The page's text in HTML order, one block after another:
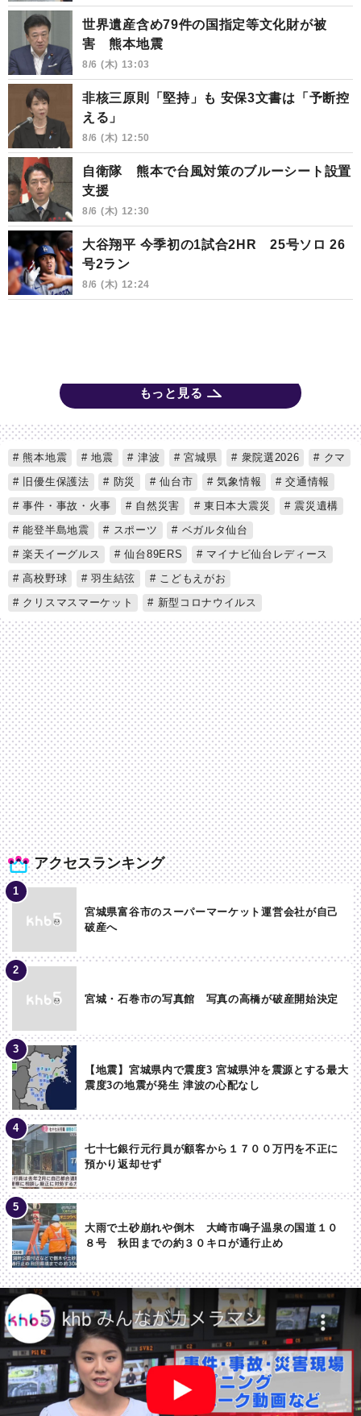
世界遺産含め79件の国指定等文化財が被
害 熊本地震
8/6 (木) 13:03
非核三原則「堅持」も 安保3文書は「予断控
える」
8/6 (木) 12:50
自衛隊 熊本で台風対策のブルーシート設置
支援
8/6 (木) 12:30
大谷翔平 今季初の1試合2HR 25号ソロ 26
号2ラン
8/6 (木) 12:24
もっと見る
アクセスランキング
宮城県富谷市のスーパーマーケット運営会社が自己
破産へ
宮城・石巻市の写真館 写真の高橋が破産開始決定
【地震】宮城県内で震度3 宮城県沖を震源とする最大
震度3の地震が発生 津波の心配なし
七十七銀行元行員が顧客から１７００万円を不正に
預かり返却せず
大雨で土砂崩れや倒木 大崎市鳴子温泉の国道１０
８号 秋田までの約３０キロが通行止め
熊本地震 地震 津波 宮城県 衆院選2026
クマ
旧優生保護法
防災 仙台市 気象情報
交通情報
事件・事故・火事
自然災害 東日本大震災
震災遺構
能登半島地震
スポーツ
ベガルタ仙台
楽天イーグルス
仙台89ERS
マイナビ仙台レディース
高校野球
羽生結弦
こどもえがお
クリスマスマーケット
新型コロナウイルス